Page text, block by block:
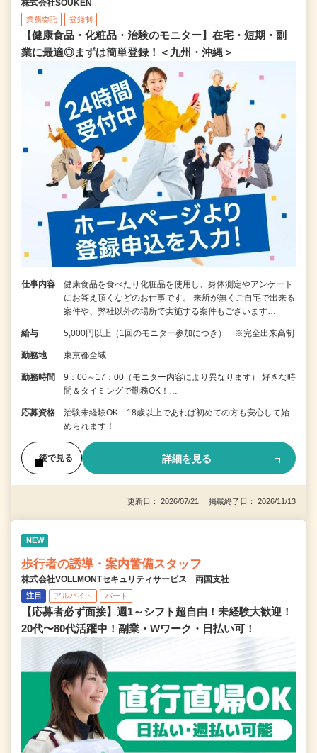
株式会社SOUKEN
業務委託 登録制
【健康食品・化粧品・治験のモニター】在宅・短期・副
業に最適◎まずは簡単登録！＜九州・沖縄＞
仕事内容
健康食品を食べたり化粧品を使用し、身体測定やアンケート
にお答え頂くなどのお仕事です。 来所が無くご自宅で出来る
案件や、弊社以外の場所で実施する案件もございます…
給与 5,000円以上（1回のモニター参加につき） ※完全出来高制
勤務地 東京都全域
勤務時間
9：00～17：00（モニター内容により異なります） 好きな時
間＆タイミングで勤務OK！…
応募資格
治験未経験OK 18歳以上であれば初めての方も安心して始
められます！
後で見る 詳細を見る
更新日： 2026/07/21 掲載終了日： 2026/11/13
NEW
歩行者の誘導・案内警備スタッフ
株式会社VOLLMONTセキュリティサービス 両国支社
注目 アルバイト パート
【応募者必ず面接】週1～シフト超自由！未経験大歓迎！
20代〜80代活躍中！副業・Wワーク・日払い可！